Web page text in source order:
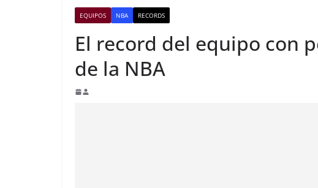
EQUIPOS NBA RECORDS
El record del equipo con
de la NBA